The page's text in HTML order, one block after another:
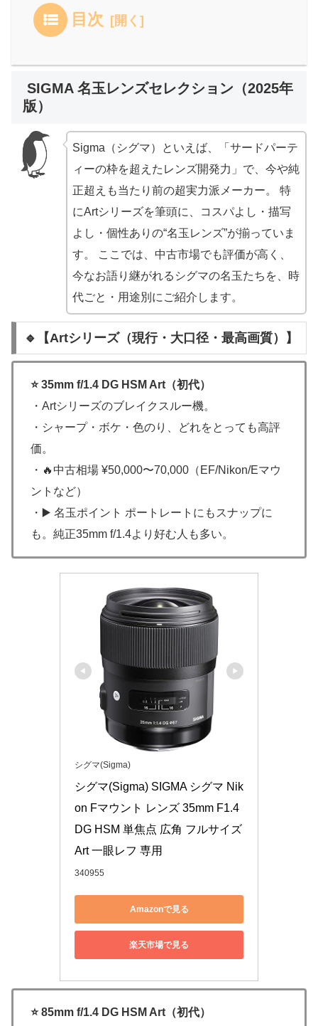
目次
SIGMA 名玉レンズセレクション（2025年
版）
Sigma（シグマ）といえば、「サードパーテ
ィーの枠を超えたレンズ開発力」で、今や純
正超えも当たり前の超実力派メーカー。 特
にArtシリーズを筆頭に、コスパよし・描写
よし・個性ありの“名玉レンズ”が揃っていま
す。 ここでは、中古市場でも評価が高く、
今なお語り継がれるシグマの名玉たちを、時
代ごと・用途別にご紹介します。
🔹【Artシリーズ（現行・大口径・最高画質）】
⭐ 35mm f/1.4 DG HSM Art（初代）
・Artシリーズのブレイクスルー機。
・シャープ・ボケ・色のり、どれをとっても高評
価。
・🔥中古相場 ¥50,000〜70,000（EF/Nikon/Eマウ
ントなど）
・▶️ 名玉ポイント ポートレートにもスナップに
も。純正35mm f/1.4より好む人も多い。
シグマ(Sigma)
シグマ(Sigma) SIGMA シグマ Nik
on Fマウント レンズ 35mm F1.4
DG HSM 単焦点 広角 フルサイズ
Art 一眼レフ 専用
340955
Amazonで見る
楽天市場で見る
⭐ 85mm f/1.4 DG HSM Art（初代）